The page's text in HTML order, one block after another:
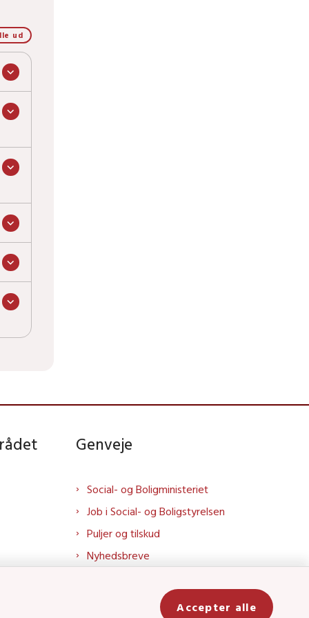
ud
Genveje
Social- og Boligministeriet
Job i Social- og Boligstyrelsen
Puljer og tilskud
Nyhedsbreve
Social- og Boligstyrelsens nyheder
Accepter alle